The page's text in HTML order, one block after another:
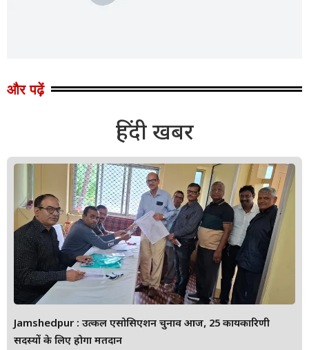
और पढ़ें
हिंदी खबर
Jamshedpur : उत्कल एसोसिएशन चुनाव आज, 25 कार्यकारिणी
सदस्यों के लिए होगा मतदान